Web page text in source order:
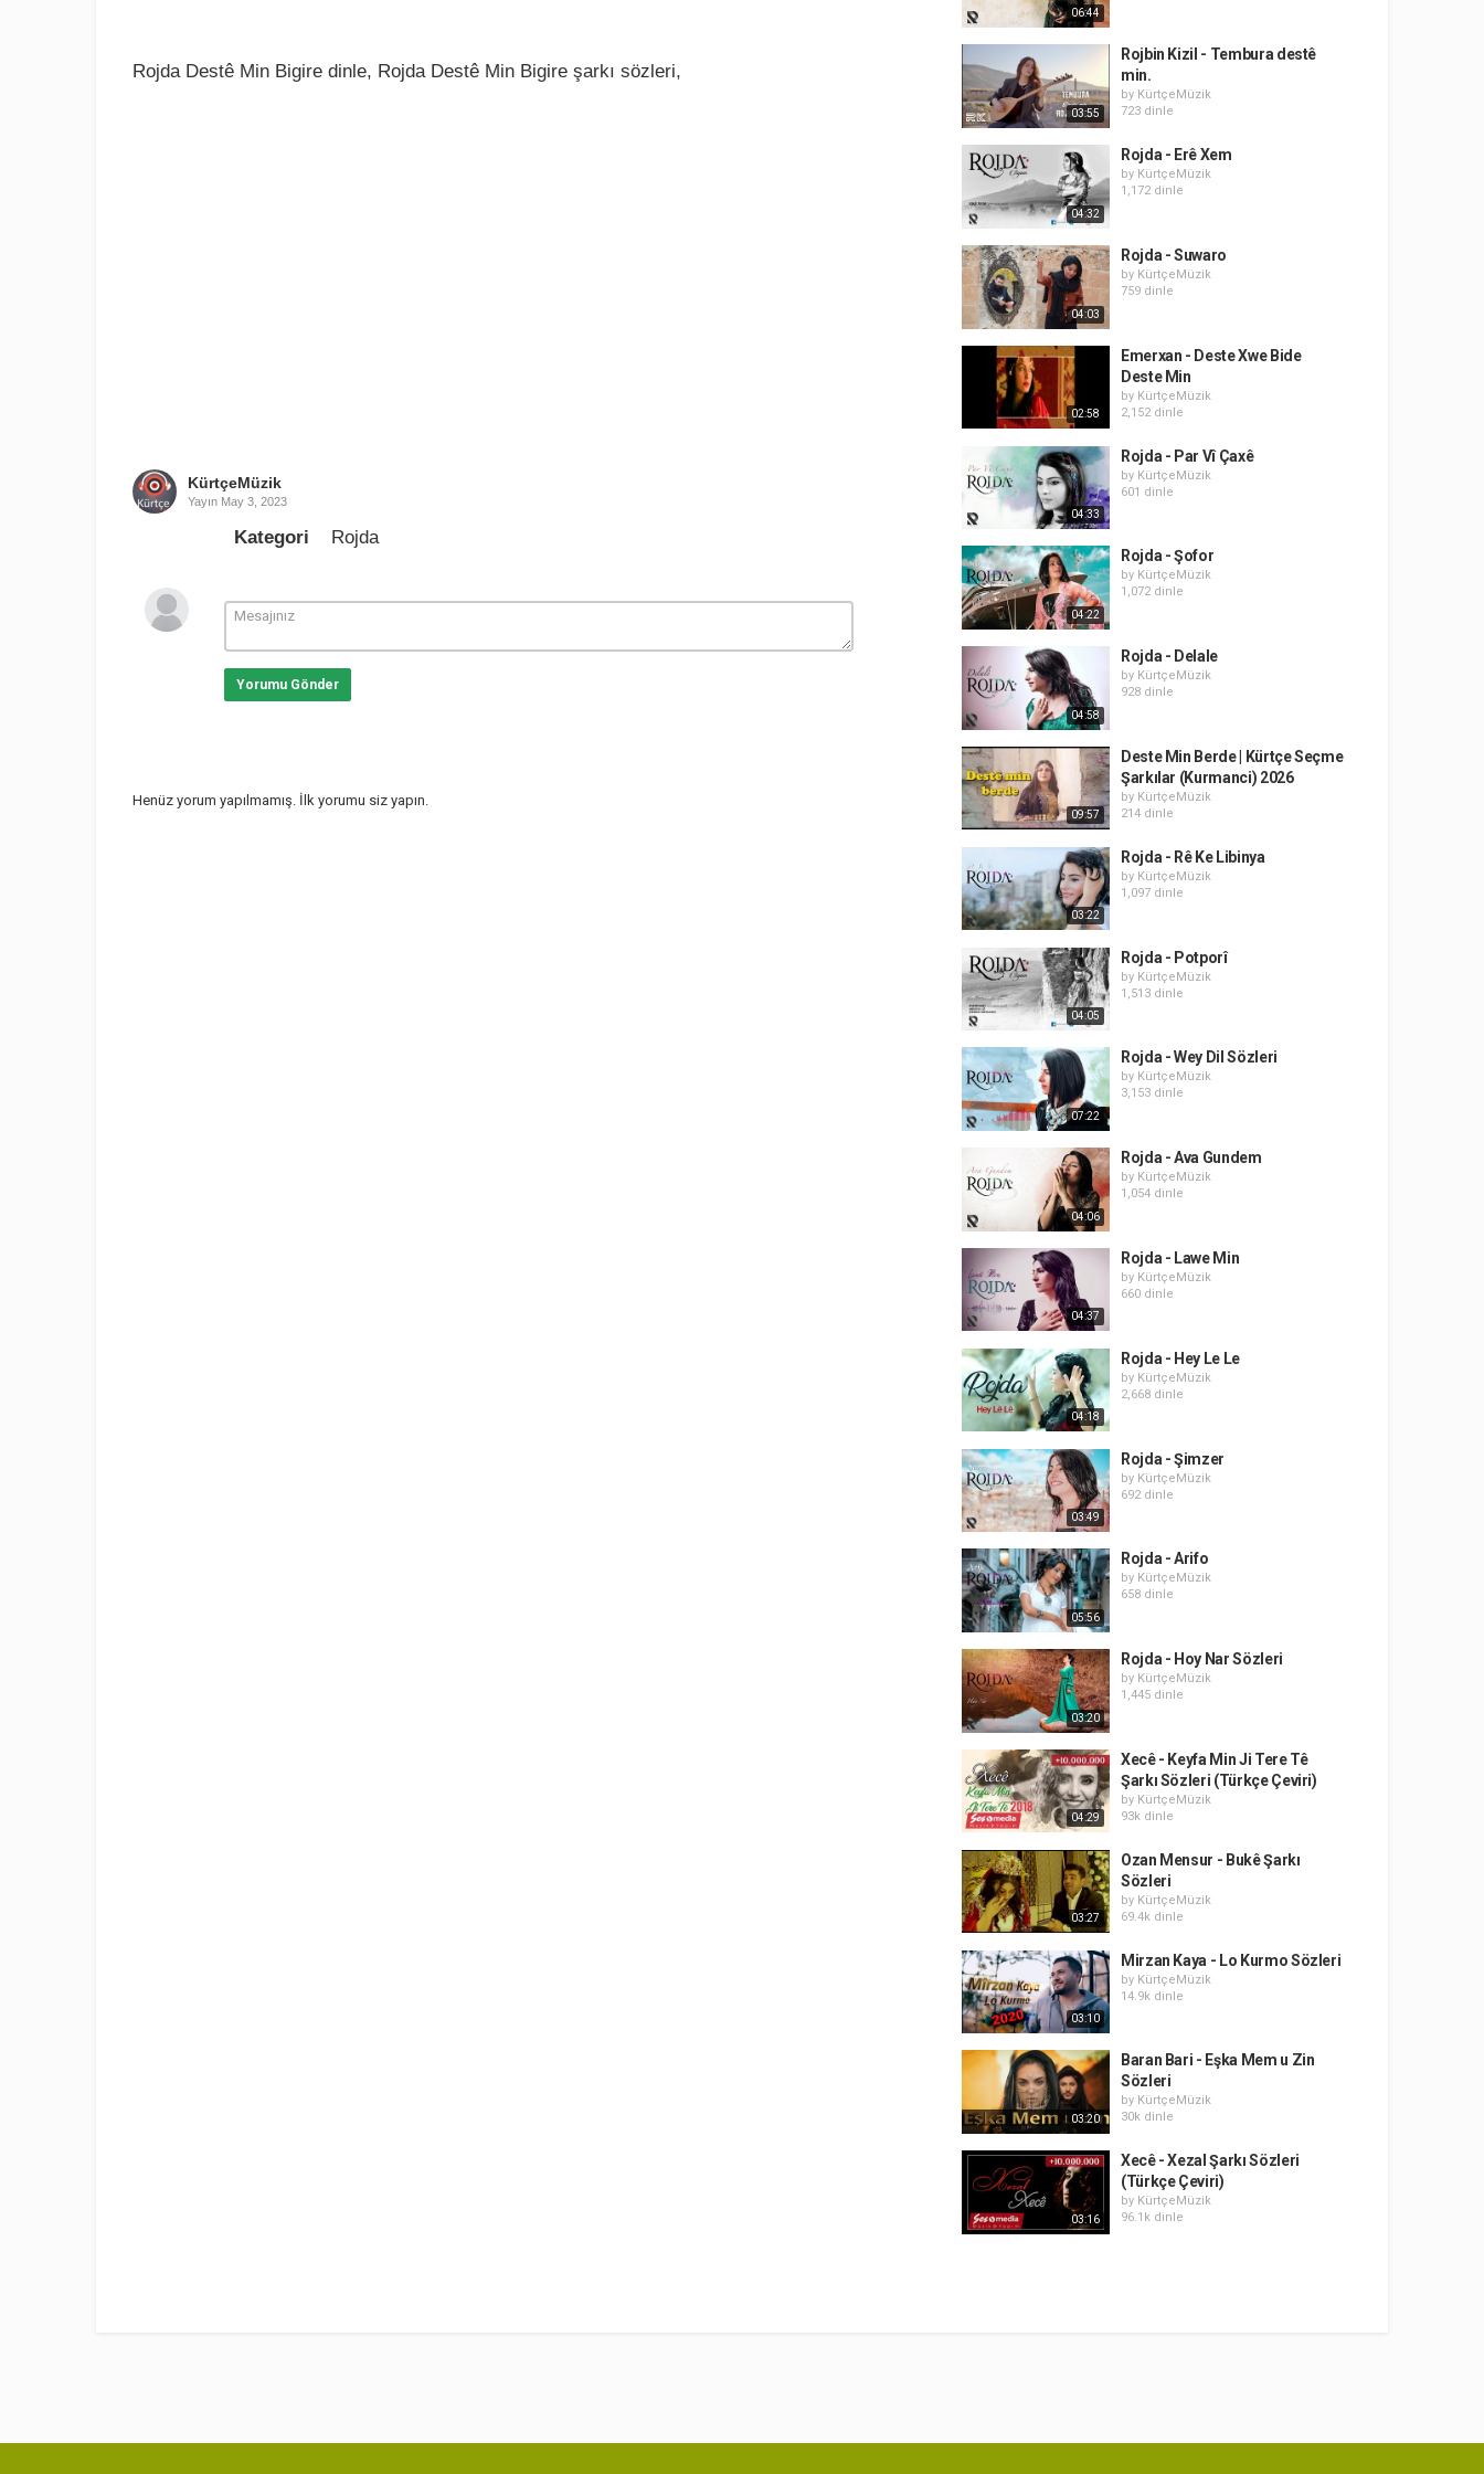
Rojda Destê Min Bigire dinle, Rojda Destê Min Bigire şarkı sözleri,
KürtçeMüzik
Yayın May 3, 2023
Kategori Rojda
Yorumu Gönder
Henüz yorum yapılmamış. İlk yorumu siz yapın.
06:44
03:55
Rojbin Kizil - Tembura destê
min.
by KürtçeMüzik
723 dinle
04:32
Rojda - Erê Xem
by KürtçeMüzik
1,172 dinle
04:03
Rojda - Suwaro
by KürtçeMüzik
759 dinle
02:58
Emerxan - Deste Xwe Bide
Deste Min
by KürtçeMüzik
2,152 dinle
04:33
Rojda - Par Vî Çaxê
by KürtçeMüzik
601 dinle
04:22
Rojda - Şofor
by KürtçeMüzik
1,072 dinle
04:58
Rojda - Delale
by KürtçeMüzik
928 dinle
09:57
Deste Min Berde | Kürtçe Seçme
Şarkılar (Kurmanci) 2026
by KürtçeMüzik
214 dinle
03:22
Rojda - Rê Ke Libinya
by KürtçeMüzik
1,097 dinle
04:05
Rojda - Potporî
by KürtçeMüzik
1,513 dinle
07:22
Rojda - Wey Dil Sözleri
by KürtçeMüzik
3,153 dinle
04:06
Rojda - Ava Gundem
by KürtçeMüzik
1,054 dinle
04:37
Rojda - Lawe Min
by KürtçeMüzik
660 dinle
04:18
Rojda - Hey Le Le
by KürtçeMüzik
2,668 dinle
03:49
Rojda - Şimzer
by KürtçeMüzik
692 dinle
05:56
Rojda - Arifo
by KürtçeMüzik
658 dinle
03:20
Rojda - Hoy Nar Sözleri
by KürtçeMüzik
1,445 dinle
04:29
Xecê - Keyfa Min Ji Tere Tê
Şarkı Sözleri (Türkçe Çeviri)
by KürtçeMüzik
93k dinle
03:27
Ozan Mensur - Bukê Şarkı
Sözleri
by KürtçeMüzik
69.4k dinle
03:10
Mirzan Kaya - Lo Kurmo Sözleri
by KürtçeMüzik
14.9k dinle
03:20
Baran Bari - Eşka Mem u Zin
Sözleri
by KürtçeMüzik
30k dinle
03:16
Xecê - Xezal Şarkı Sözleri
(Türkçe Çeviri)
by KürtçeMüzik
96.1k dinle